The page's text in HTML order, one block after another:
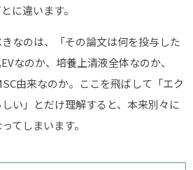
に違います。
なのは、「その論文は何を投与した
なのか、培養上清液全体なのか、
由来なのか。ここを飛ばして「エク
い」とだけ理解すると、本来別々に
てしまいます。